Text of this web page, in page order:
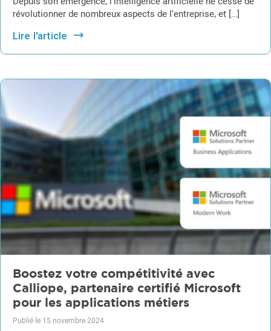
révolutionner de nombreux aspects de l’entreprise, et […]
Lire l'article
Boostez votre compétitivité avec
Calliope, partenaire certifié Microsoft
pour les applications métiers
Publié le 15 novembre 2024